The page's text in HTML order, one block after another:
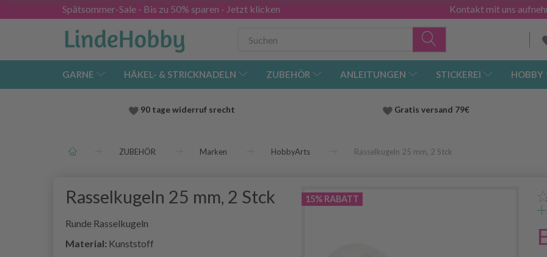
Spätsommer-Sale - Bis zu 50% sparen - Jetzt klicken Kontakt mit uns
GARNE HÄKEL- & STRICKNADELN ZUBEHÖR ANLEITUNGEN STICKEREI HOBBY
90 tage widerruf srecht Gratis versand 79€
ZUBEHÖR Marken HobbyArts Rasselkugeln 25 mm, 2 Stck
Rasselkugeln 25 mm, 2 Stck
Runde Rasselkugeln
Material: Kunststoff
15% RABATT